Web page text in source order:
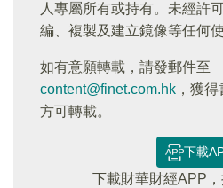
人專屬所有或持有。未經許
編、複製及建立鏡像等任何使
如有意願轉載，請發郵件至
content@finet.com.hk ，獲
方可轉載。
下載
下載財華財經APP